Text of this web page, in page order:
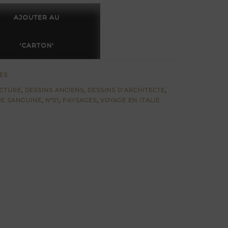
AJOUTER AU
'CARTON'
, DESSINS ANCIENS, DESSINS D'ARCHITECTE,
SANGUINE, N°21 , PAYSAGES, VOYAGE EN ITALIE